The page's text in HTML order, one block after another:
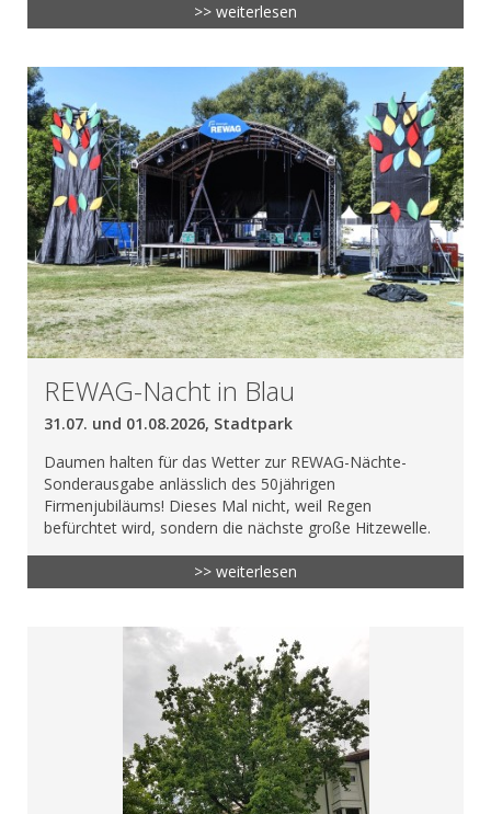
>> weiterlesen
REWAG-Nacht in Blau
31.07. und 01.08.2026, Stadtpark
Daumen halten für das Wetter zur REWAG-Nächte-
Sonderausgabe anlässlich des 50jährigen
Firmenjubiläums! Dieses Mal nicht, weil Regen
befürchtet wird, sondern die nächste große Hitzewelle.
>> weiterlesen